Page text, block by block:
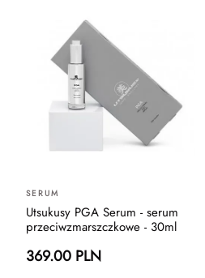
SERUM
Utsukusy PGA Serum - serum
przeciwzmarszczkowe - 30ml
369.00 PLN